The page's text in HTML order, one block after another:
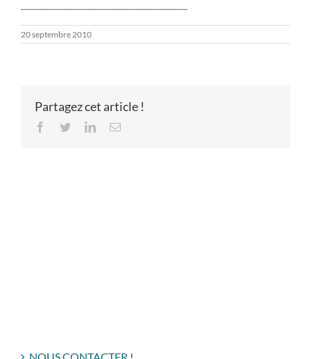
20 septembre 2010
Partagez cet article !
Facebook
TwitterLinkedInEmail
NOUS CONTACTER !